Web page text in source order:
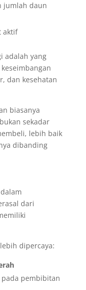
jumlah daun
aktif
adalah yang
dan kesehatan
biasanya
sekadar
lebih baik
dibanding
dari
dipercaya:
pada pembibitan